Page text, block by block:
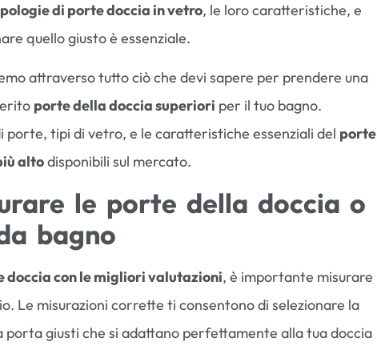
di porte doccia in vetro, le loro caratteristiche, e
quello giusto è essenziale.
attraverso tutto ciò che devi sapere per prendere una
porte della doccia superiori per il tuo bagno.
porte, tipi di vetro, e le caratteristiche essenziali del porte
altodisponibili sul mercato.
le porte della doccia o
bagno
doccia con le migliori valutazioni, è importante misurare
Le misurazioni corrette ti consentono di selezionare la
porta giusti che si adattano perfettamente alla tua doccia